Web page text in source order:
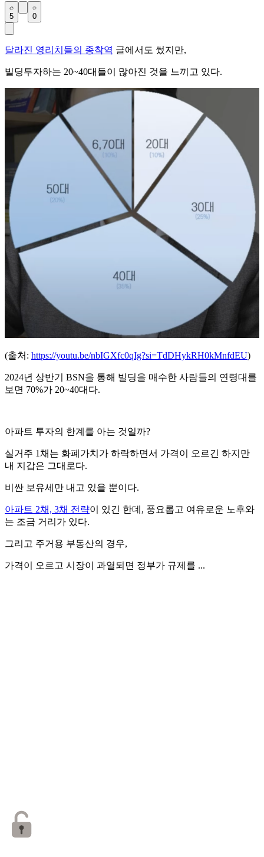
5 0
달라진 영리치들의 종착역 글에서도 썼지만,
빌딩투자하는 20~40대들이 많아진 것을 느끼고 있다.
(출처: https://youtu.be/nbIGXfc0qIg?si=TdDHykRH0kMnfdEU)
2024년 상반기 BSN을 통해 빌딩을 매수한 사람들의 연령대를
보면 70%가 20~40대다.
아파트 투자의 한계를 아는 것일까?
실거주 1채는 화폐가치가 하락하면서 가격이 오르긴 하지만
내 지갑은 그대로다.
비싼 보유세만 내고 있을 뿐이다.
아파트 2채, 3채 전략이 있긴 한데, 풍요롭고 여유로운 노후와
는 조금 거리가 있다.
그리고 주거용 부동산의 경우,
가격이 오르고 시장이 과열되면 정부가 규제를 ...